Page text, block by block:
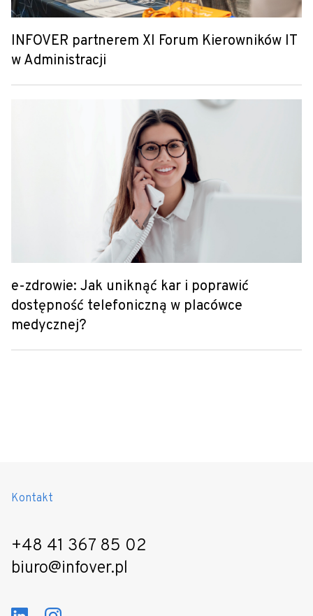
INFOVER partnerem XI Forum Kierowników IT
w Administracji
e-zdrowie: Jak uniknąć kar i poprawić
dostępność telefoniczną w placówce
medycznej?
Kontakt
+48 41 367 85 02
biuro@infover.pl